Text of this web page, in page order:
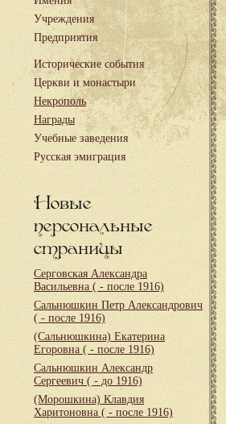
Учреждения
Предприятия
Исторические события
Церкви и монастыри
Некрополь
Награды
Учебные заведения
Русская эмиграция
Новые
персональные
страницы
Серговская Александра
Васильевна ( - после 1916)
Сальнюшкин Петр Александрович
( - после 1916)
(Сальнюшкина) Екатерина
Егоровна ( - после 1916)
Сальнюшкин Александр
Сергеевич ( - до 1916)
(Морошкина) Клавдия
Харитоновна ( - после 1916)